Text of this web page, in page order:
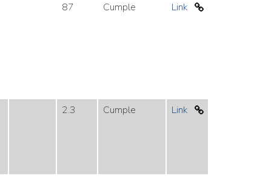
87 Cumple Link
2.3 Cumple Link